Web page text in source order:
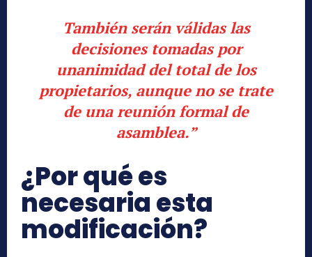
También serán válidas las
decisiones tomadas por
unanimidad del total de los
propietarios, aunque no se trate
de una reunión formal de
asamblea.”
¿Por qué es
necesaria esta
modificación?